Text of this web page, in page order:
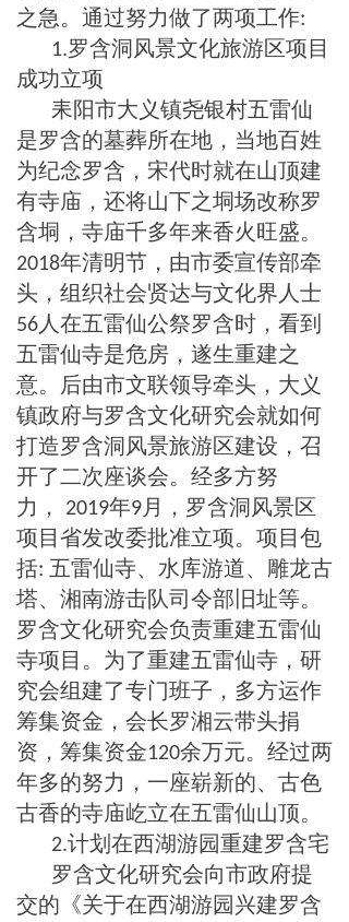
之急。通过努力做了两项工作:
1.罗含洞风景文化旅游区项目
成功立项
耒阳市大义镇尧银村五雷仙
是罗含的墓葬所在地，当地百姓
为纪念罗含，宋代时就在山顶建
有寺庙，还将山下之垌场改称罗
含垌，寺庙千多年来香火旺盛。
2018年清明节，由市委宣传部牵
头，组织社会贤达与文化界人士
56 人在五雷仙公祭罗含时，看到
五雷仙寺是危房，遂生重建之
意。后由市文联领导牵头，大义
镇政府与罗含文化研究会就如何
打造罗含洞风景旅游区建设，召
开了二次座谈会。经多方努
力，
2019年9 月，罗含洞风景区
项目省发改委批准立项。项目包
括: 五雷仙寺、水库游道、雕龙古
塔、湘南游击队司令部旧址等。
罗含文化研究会负责重建五雷仙
寺项目。为了重建五雷仙寺，研
究会组建了专门班子，多方运作
筹集资金，会长罗湘云带头捐
资，筹集资金120余万元。经过两
年多的努力，一座崭新的、古色
古香的寺庙屹立在五雷仙山顶。
2.计划在西湖游园重建罗含宅
罗含文化研究会向市政府提
交的《关于在西湖游园兴建罗含